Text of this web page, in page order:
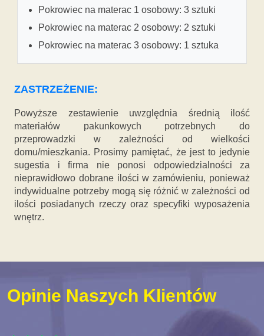
Pokrowiec na materac 1 osobowy: 3 sztuki
Pokrowiec na materac 2 osobowy: 2 sztuki
Pokrowiec na materac 3 osobowy: 1 sztuka
ZASTRZEŻENIE:
Powyższe zestawienie uwzględnia średnią ilość
materiałów pakunkowych potrzebnych do
przeprowadzki w zależności od wielkości
domu/mieszkania. Prosimy pamiętać, że jest to jedynie
sugestia i firma nie ponosi odpowiedzialności za
nieprawidłowo dobrane ilości w zamówieniu, ponieważ
indywidualne potrzeby mogą się różnić w zależności od
ilości posiadanych rzeczy oraz specyfiki wyposażenia
wnętrz.
Opinie Naszych Klientów